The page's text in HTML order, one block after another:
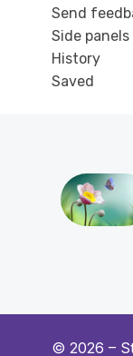
Send
Side panels
History
Saved
© 2026 –